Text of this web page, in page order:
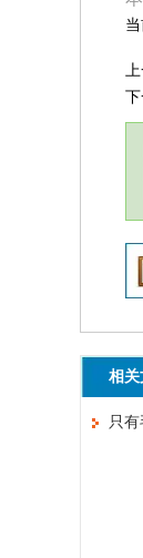
上
下
相关
只